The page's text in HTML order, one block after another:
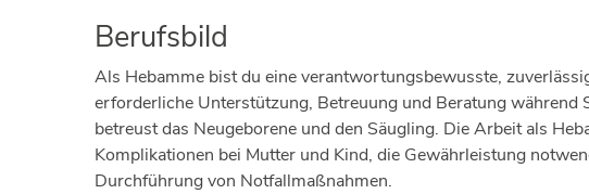
Berufsbild
Als Hebamme bist du eine verantwortungsbewusste,
erforderliche Unterstützung, Betreuung und Beratung
betreust das Neugeborene und den Säugling. Die Arbeit als
Komplikationen bei Mutter und Kind, die Gewährleistung
Durchführung von Notfallmaßnahmen.